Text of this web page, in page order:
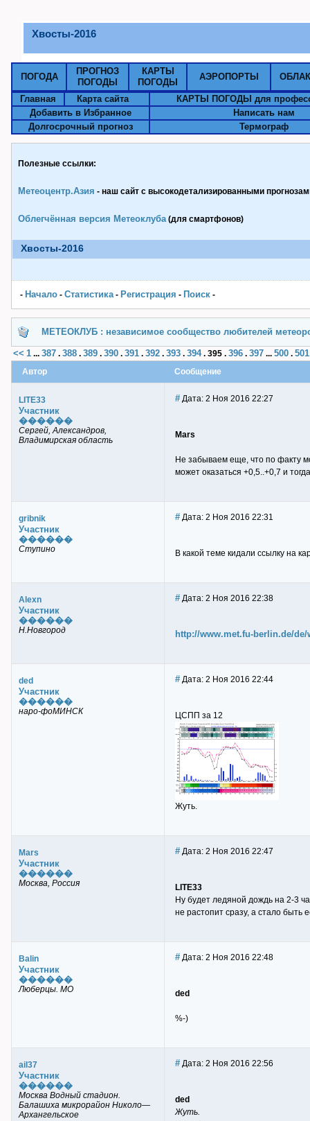
Хвосты-2016
ПОГОДА
ПРОГНОЗ
ПОГОДЫ
КАРТЫ
ПОГОДЫ
АЭРОПОРТЫ
Главная Карта сайта
КАРТЫ ПОГОДЫ для
Добавить в Избранное
Написать нам
Долгосрочный прогноз
Термограф
Полезные ссылки:
Метеоцентр.Азия - наш сайт с высокодетализированными
Облегчённая версия Метеоклуба(для смартфонов)
Хвосты-2016
- Начало - Статистика- Pегистрация - Поиск -
МЕТЕОКЛУБ : независимое сообщество любителей
<< 1 ... 387 . 388 . 389 . 390 . 391 . 392 . 393 . 394. 395 . 396 . 397 ... 500 . 501
Автор
Сообщение
LITE33
Участник
������
Сергей, Александров,
Владимирская область
# Дата: 2 Ноя 2016 22:27
Mars
Не забываем еще, что по факту
может оказаться +0,5..+0,7 и
gribnik
Участник
������
Ступино
# Дата: 2 Ноя 2016 22:31
В какой теме кидали ссылку на
Alexn
Участник
������
Н.Новгород
# Дата: 2 Ноя 2016 22:38
http://www.met.fu-berlin.de/
ded
Участник
������
наро-фоМИНСК
# Дата: 2 Ноя 2016 22:44
ЦСПП за 12
Жуть.
Mars
Участник
������
Москва, Россия
# Дата: 2 Ноя 2016 22:47
LITE33
Ну будет ледяной дождь на 2-3
не растопит сразу, а стало
Balin
Участник
������
Люберцы. МО
# Дата: 2 Ноя 2016 22:48
ded
%-)
ail37
Участник
������
Москва Водный стадион.
Балашиха микрорайон Николо—
Архангельское
# Дата: 2 Ноя 2016 22:56
ded
Жуть.